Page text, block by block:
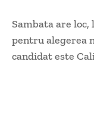
Sambata are
pentru alegerea
candidat este